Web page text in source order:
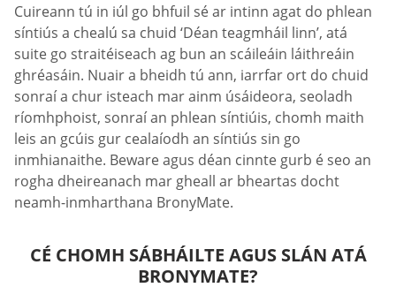
Cuireann tú in iúl go bhfuil sé ar intinn agat do phlean
síntiús a chealú sa chuid ‘Déan teagmháil linn’, atá
suite go straitéiseach ag bun an scáileáin láithreáin
ghréasáin. Nuair a bheidh tú ann, iarrfar ort do chuid
sonraí a chur isteach mar ainm úsáideora, seoladh
ríomhphoist, sonraí an phlean síntiúis, chomh maith
leis an gcúis gur cealaíodh an síntiús sin go
inmhianaithe. Beware agus déan cinnte gurb é seo an
rogha dheireanach mar gheall ar bheartas docht
neamh-inmharthana BronyMate.
CÉ CHOMH SÁBHÁILTE AGUS SLÁN ATÁ
BRONYMATE?